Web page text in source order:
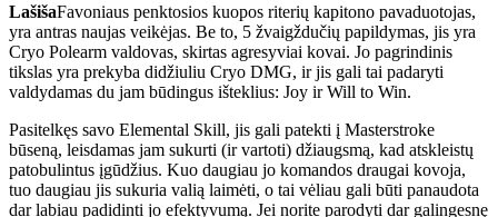
LašišaFavoniaus penktosios kuopos riterių kapitono pavaduotojas,
yra antras naujas veikėjas. Be to, 5 žvaigždučių papildymas, jis yra
Cryo Polearm valdovas, skirtas agresyviai kovai. Jo pagrindinis
tikslas yra prekyba didžiuliu Cryo DMG, ir jis gali tai padaryti
valdydamas du jam būdingus išteklius: Joy ir Will to Win.
Pasitelkęs savo Elemental Skill, jis gali patekti į Masterstroke
būseną, leisdamas jam sukurti (ir vartoti) džiaugsmą, kad atskleistų
patobulintus įgūdžius. Kuo daugiau jo komandos draugai kovoja,
tuo daugiau jis sukuria valią laimėti, o tai vėliau gali būti panaudota
dar labiau padidinti jo efektyvumą. Jei norite parodyti dar galingesnę